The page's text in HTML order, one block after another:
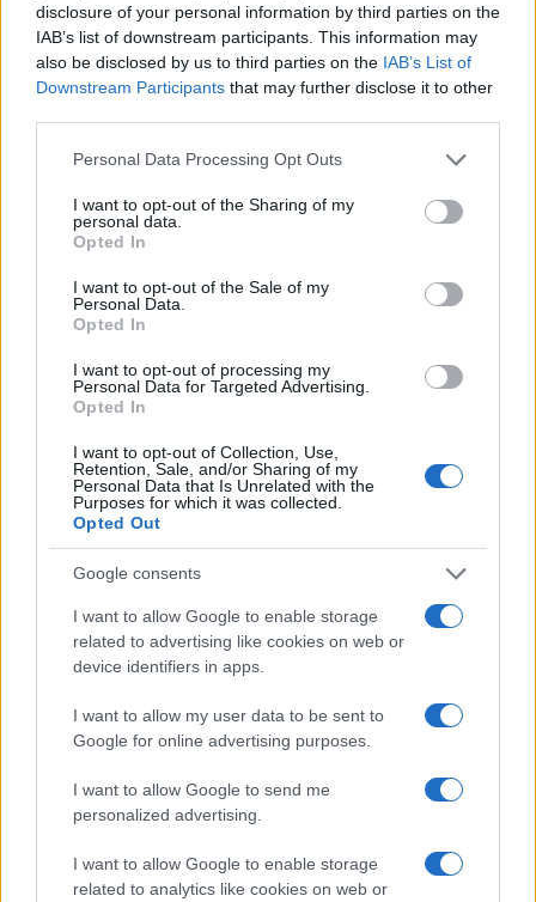
disclosure of your personal information by third parties on the
IAB’s list of downstream participants. This information may
also be disclosed by us to third parties on the IAB’s List of
Downstream Participants that may further disclose it to other
Please note that this website/app uses one or more Google
not limited to your visit or usage behaviour. You may click to
grant or deny consent to Google and its third-party tags to
use your data for below specified purposes in below Google
consent section.
Personal Data Processing Opt Outs
I want to opt-out of the Sharing of my
personal data.
Opted In
I want to opt-out of the Sale of my
Personal Data.
Opted In
I want to opt-out of processing my
Personal Data for Targeted Advertising.
Opted In
I want to opt-out of Collection, Use,
Retention, Sale, and/or Sharing of my
Personal Data that Is Unrelated with the
Purposes for which it was collected.
Opted Out
Google consents
I want to allow Google to enable storage
related to advertising like cookies on web or
device identifiers in apps.
I want to allow my user data to be sent to
Google for online advertising purposes.
I want to allow Google to send me
personalized advertising.
I want to allow Google to enable storage
related to analytics like cookies on web or
Continua a leggere
NERD NEWS
Pieve Comics 2026: tutto ciò che devi sapere
NERD NEWS